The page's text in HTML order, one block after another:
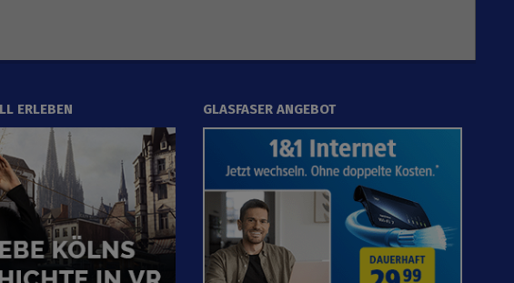
ERLEBEN GLASFASER ANGEBOT